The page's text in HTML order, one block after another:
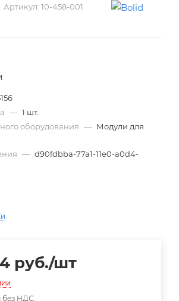
Артикул: 10-458-001
— 1 шт.
оборудования — Модули для
— d90fdbba-77a1-11e0-a0d4-
руб./шт
без НДС.